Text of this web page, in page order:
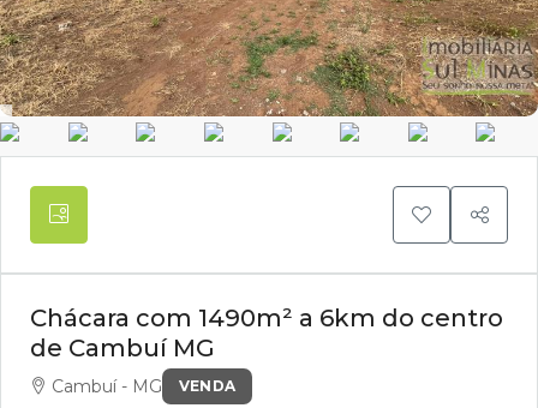
VENDA
Chácara com 1490m² a 6km do centro
de Cambuí MG
Cambuí - MG